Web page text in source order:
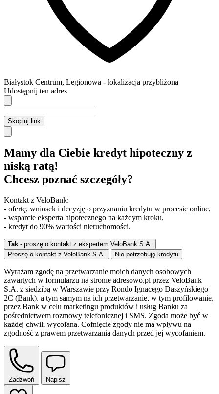
Białystok Centrum, Legionowa - lokalizacja przybliżona
Udostępnij ten adres
Skopiuj link
Mamy dla Ciebie kredyt hipoteczny z
niską ratą!
Chcesz poznać szczegóły?
Kontakt z VeloBank:
- ofertę, wniosek i decyzję o przyznaniu kredytu w procesie online,
- wsparcie eksperta hipotecznego na każdym kroku,
- kredyt do 90% wartości nieruchomości.
Tak - proszę o kontakt z ekspertem VeloBank S.A.
Proszę o kontakt z VeloBank S.A.
Nie potrzebuję kredytu
Wyrażam zgodę na przetwarzanie moich danych osobowych
zawartych w formularzu na stronie adresowo.pl przez VeloBank
S.A. z siedzibą w Warszawie przy Rondo Ignacego Daszyńskiego
2C (Bank), a tym samym na ich przetwarzanie, w tym profilowanie,
przez Bank w celu marketingu produktów i usług Banku za
pośrednictwem rozmowy telefonicznej i SMS. Zgoda może być w
każdej chwili wycofana. Cofnięcie zgody nie ma wpływu na
zgodność z prawem przetwarzania danych przed jej wycofaniem.
Zadzwoń Napisz